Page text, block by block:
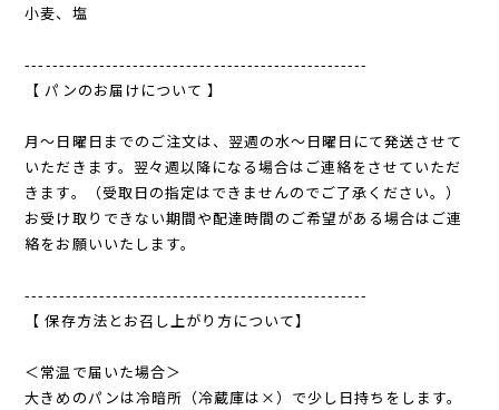
小麦、塩
---------------------------------------------------
【 パンのお届けについて 】
月〜日曜日までのご注文は、翌週の水〜日曜日にて発送させて
いただきます。翌々週以降になる場合はご連絡をさせていただ
きます。（受取日の指定はできませんのでご了承ください。）
お受け取りできない期間や配達時間のご希望がある場合はご連
絡をお願いいたします。
---------------------------------------------------
【 保存方法とお召し上がり方について】
＜常温で届いた場合＞
大きめのパンは冷暗所（冷蔵庫は×）で少し日持ちをします。